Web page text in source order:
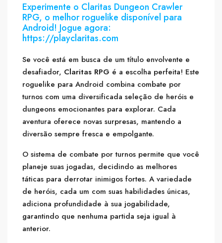
Experimente o Claritas Dungeon Crawler
RPG, o melhor roguelike disponível para
Android! Jogue agora:
https://playclaritas.com
Se você está em busca de um título envolvente e
desafiador, Claritas RPG é a escolha perfeita! Este
roguelike para Android combina combate por
turnos com uma diversificada seleção de heróis e
dungeons emocionantes para explorar. Cada
aventura oferece novas surpresas, mantendo a
diversão sempre fresca e empolgante.
O sistema de combate por turnos permite que você
planeje suas jogadas, decidindo as melhores
táticas para derrotar inimigos fortes. A variedade
de heróis, cada um com suas habilidades únicas,
adiciona profundidade à sua jogabilidade,
garantindo que nenhuma partida seja igual à
anterior.